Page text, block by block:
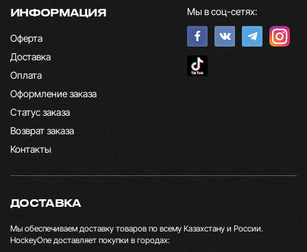
ИНФОРМАЦИЯ
Оферта
Доставка
Оплата
Оформление заказа
Статус заказа
Возврат заказа
Контакты
Мы в соц-сетях:
ДОСТАВКА
Мы обеспечиваем доставку товаров по всему Казахстану и России.
HockeyOne доставляет покупки в городах: